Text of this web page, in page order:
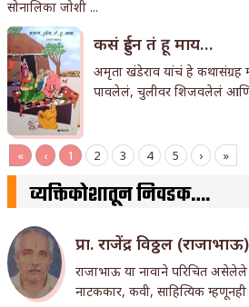
सोनालिका जोशी ...
कसं हुईन तं हू माय…
अमृता खंडेराव यांचं हे कथासंग्रह
पावलेलं, चुलीवर शिजवलेलं आणि
« ‹ 1 2 3 4 5 › »
व्यक्तिकोशातून निवडक….
प्रा. राजेंद्र विठ्ठल
राजाभाऊ या नावाने परिचित असेलेले
नाटककार, कवी, साहित्यिक